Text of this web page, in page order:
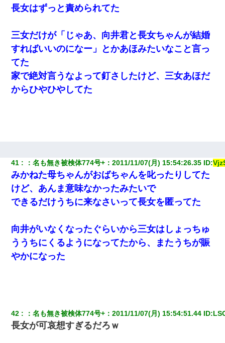
長女はずっと責められてた
三女だけが「じゃあ、向井君と長女ちゃんが結婚
すればいいのになー」とかあほみたいなこと言っ
てた
家で絶対言うなよって釘さしたけど、三女あほだ
からひやひやしてた
41 ：名も無き被検体774号+ ：2011/11/07(月) 15:54:26.35 ID:
みかねた母ちゃんがおばちゃんを叱ったりしてた
けど、あんま意味なかったみたいで
できるだけうちに来なさいって長女を匿ってた
向井がいなくなったぐらいから三女はしょっちゅ
ううちにくるようになってたから、またうちが賑
やかになった
42 ：名も無き被検体774号+ ：2011/11/07(月) 15:54:51.44 ID:
長女が可哀想すぎるだろｗ